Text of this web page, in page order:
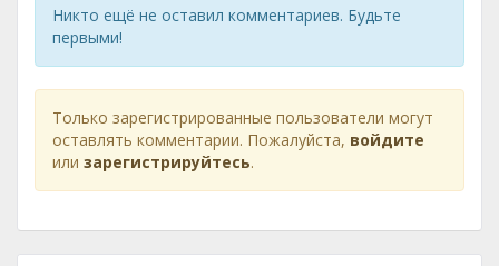
Никто ещё не оставил комментариев. Будьте
первыми!
Только зарегистрированные пользователи могут
оставлять комментарии. Пожалуйста, войдите
или зарегистрируйтесь.